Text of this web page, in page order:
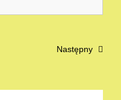
Następny